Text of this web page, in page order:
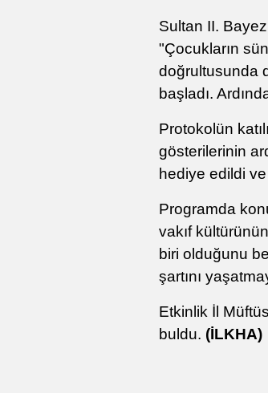
Sultan II.
"Çocukların
doğrultusunda
başladı.
Protokolün
gösterilerinin
hediye edildi
Programda
vakıf
biri olduğunu
şartını
Etkinlik İl
buldu. (İLKHA)